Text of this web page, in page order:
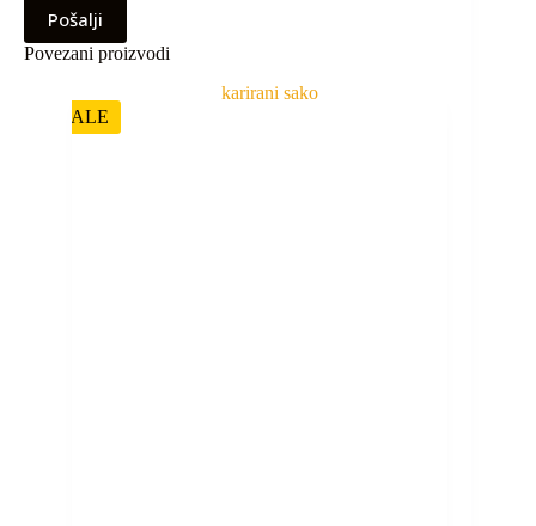
Pošalji
Povezani proizvodi
SALE